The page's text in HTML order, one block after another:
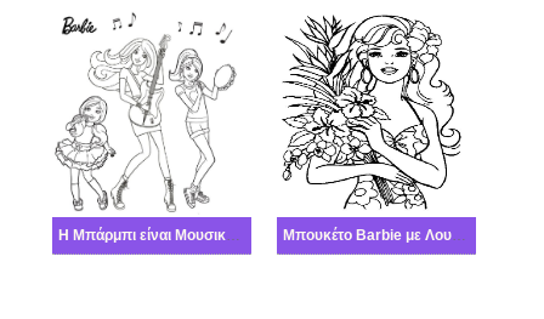
Η Μπάρμπι είναι Μουσικό συγκρότημα Μπουκέτο Barbie με Λουλούδι